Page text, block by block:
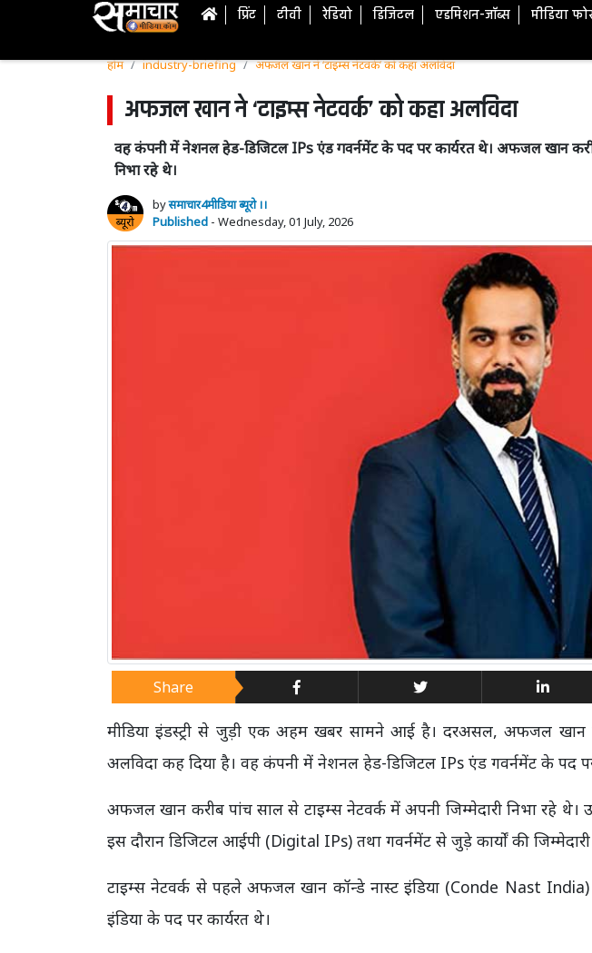
प्रिंट टीवी रेडियो डिजिटल एडमिशन-जॉब्स मीडिया
होम industry-briefing अफजल खान ने ‘टाइम्स नेटवर्क’ को कहा अलविदा
अफजल खान ने ‘टाइम्स नेटवर्क’ को कहा अलविदा
वह कंपनी में नेशनल हेड-डिजिटल IPs एंड गवर्नमेंट के पद पर कार्यरत थे। अफजल खान
निभा रहे थे।
byसमाचार4मीडिया ब्यूरो ।।
Published - Wednesday, 01 July, 2026
Share
मीडिया इंडस्ट्री से जुड़ी एक अहम खबर सामने आई है। दरअसल, अफजल खान
अलविदा कह दिया है। वह कंपनी में नेशनल हेड-डिजिटल IPs एंड गवर्नमेंट के पद पर
अफजल खान करीब पांच साल से टाइम्स नेटवर्क में अपनी जिम्मेदारी निभा रहे थे।
इस दौरान डिजिटल आईपी (Digital IPs) तथा गवर्नमेंट से जुड़े कार्यों की
टाइम्स नेटवर्क से पहले अफजल खान कॉन्डे नास्ट इंडिया (Conde Nast
इंडिया के पद पर कार्यरत थे।